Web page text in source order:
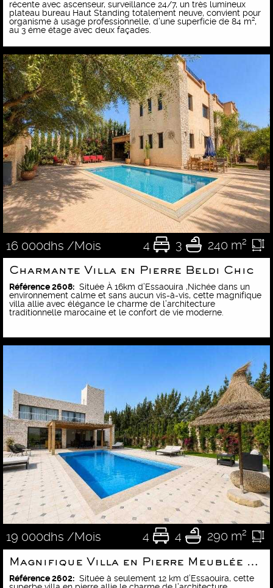
récente avec ascenseur, surveillance 24/7, un très lumineux
plateau bureau Haut Standing totalement neuve, convient pour
organisme à usage professionnelle, d’une superficie de 84 m²,
au 3 éme étage avec deux façades.
16 000dhs /Mois 4 3 240 m²
Charmante Villa en Pierre Beldi Chic
Référence 2608: Située À 16km d’Essaouira ,Nichée dans un
environnement calme et sans aucun vis-à-vis, cette magnifique
villa allie avec élégance le charme de l’architecture
traditionnelle marocaine et le confort de vie moderne.
19 000dhs /Mois 4 4 290 m²
Magnifique Villa en Pierre Meublée de Style Traditionnel
Référence 2602: Située à seulement 12 km d’Essaouira, cette